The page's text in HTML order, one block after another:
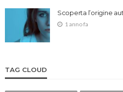
Scoperta l’origine
1 anno fa
TAG CLOUD